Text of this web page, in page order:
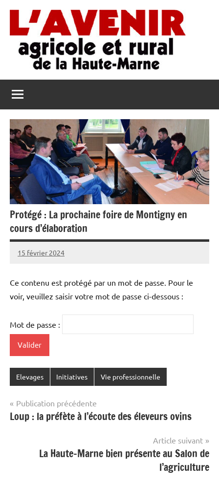
contenu
L'Avenir
Agricole
et
Rural
de
la
Haute-
Marne
et
Rural
la
Haute-
Marne
Protégé : La prochaine foire de Montigny en
cours d’élaboration
15 février 2024
L'Avenir
et
Rural
Ce contenu est protégé par un mot de passe. Pour le
voir, veuillez saisir votre mot de passe ci-dessous :
Mot de passe :
Elevages Initiatives Vie professionnelle
Navigation
de
Publication précédente
Loup : la préfète à l’écoute des éleveurs ovins
Article suivant
La Haute-Marne bien présente au Salon de
l’agriculture